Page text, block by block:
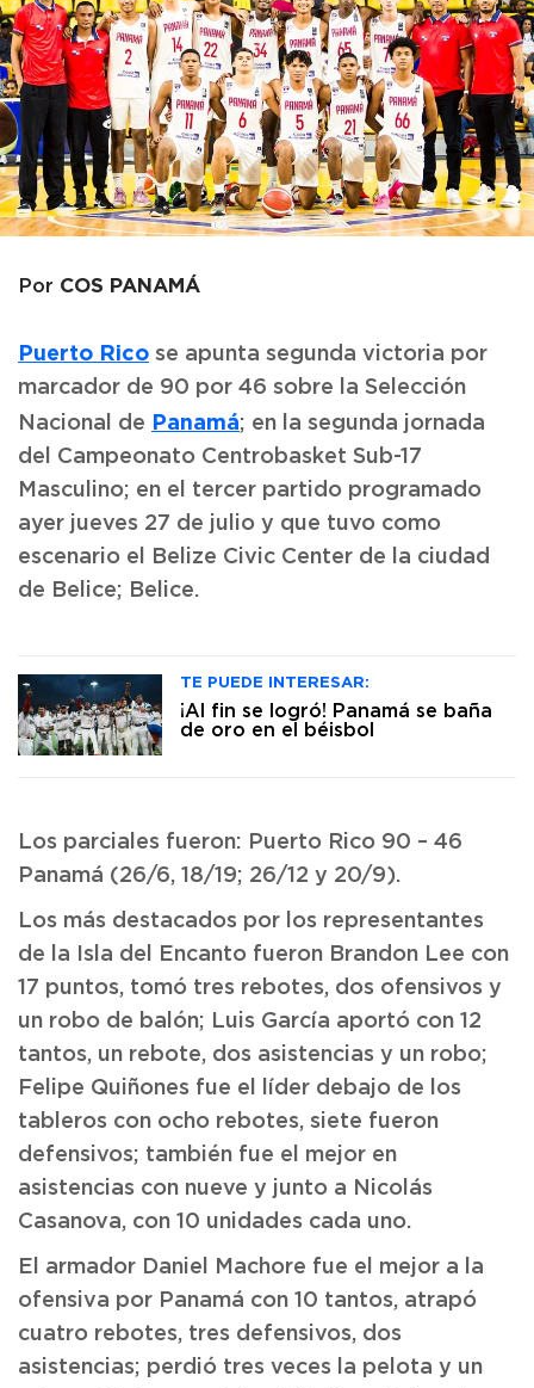
Por COS PANAMÁ
Puerto Rico se apunta segunda victoria por
marcador de 90 por 46 sobre la Selección
Nacional de Panamá; en la segunda jornada
del Campeonato Centrobasket Sub-17
Masculino; en el tercer partido programado
ayer jueves 27 de julio y que tuvo como
escenario el Belize Civic Center de la ciudad
de Belice; Belice.
TE PUEDE INTERESAR:
¡Al fin se logró! Panamá se baña
de oro en el béisbol
Los parciales fueron: Puerto Rico 90 – 46
Panamá (26/6, 18/19; 26/12 y 20/9).
Los más destacados por los representantes
de la Isla del Encanto fueron Brandon Lee con
17 puntos, tomó tres rebotes, dos ofensivos y
un robo de balón; Luis García aportó con 12
tantos, un rebote, dos asistencias y un robo;
Felipe Quiñones fue el líder debajo de los
tableros con ocho rebotes, siete fueron
defensivos; también fue el mejor en
asistencias con nueve y junto a Nicolás
Casanova, con 10 unidades cada uno.
El armador Daniel Machore fue el mejor a la
ofensiva por Panamá con 10 tantos, atrapó
cuatro rebotes, tres defensivos, dos
asistencias; perdió tres veces la pelota y un